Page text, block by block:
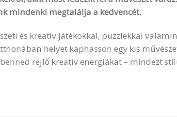
mindenki megtalálja a kedvencét.
és kreatív játékokkal, puzzlekkal
helyet kaphasson egy kis
rejlő kreatív energiákat – mindezt